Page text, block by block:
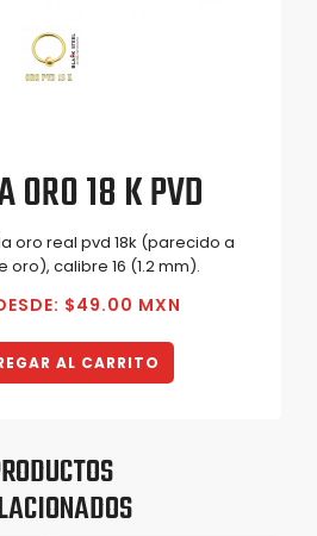
ORO 18 K PVD
oro real pvd 18k (parecido a
calibre 16 (1.2 mm).
$49.00 MXN
AL CARRITO